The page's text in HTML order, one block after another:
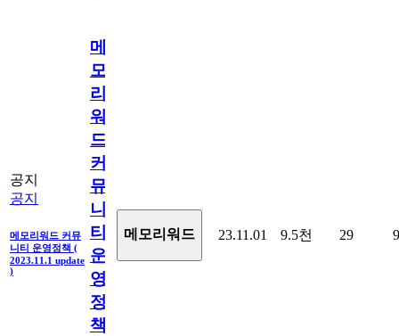
공지
공지
메모리워드 커뮤
니티 운영정책 (
2023.11.1 update
)
메
모
리
워
드
커
뮤
니
티
운
영
정
책
메모리워드 23.11.01 9.5천 29 9